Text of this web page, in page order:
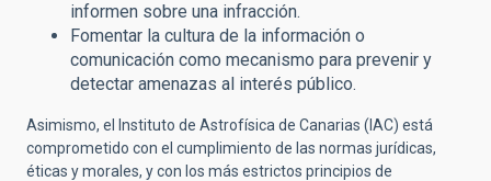
informen sobre una infracción.
Fomentar la cultura de la información o
comunicación como mecanismo para prevenir y
detectar amenazas al interés público.
Asimismo, el Instituto de Astrofísica de Canarias (IAC) está
comprometido con el cumplimiento de las normas jurídicas,
éticas y morales, y con los más estrictos principios de